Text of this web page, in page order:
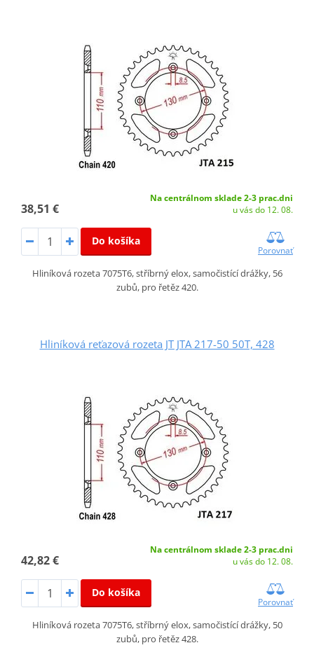
38,51 €
Na centrálnom sklade 2-3 prac.dni
u vás do 12. 08.
Do košíka
Porovnať
Hliníková rozeta 7075T6, stříbrný elox, samočistící drážky, 56
zubů, pro řetěz 420.
Hliníková reťazová rozeta JT JTA 217-50 50T, 428
42,82 €
Na centrálnom sklade 2-3 prac.dni
u vás do 12. 08.
Do košíka
Porovnať
Hliníková rozeta 7075T6, stříbrný elox, samočistící drážky, 50
zubů, pro řetěz 428.